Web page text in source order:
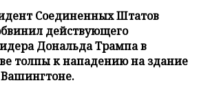
Соединенных Штатов
действующего
Дональда Трампа в
толпы к нападению на здание